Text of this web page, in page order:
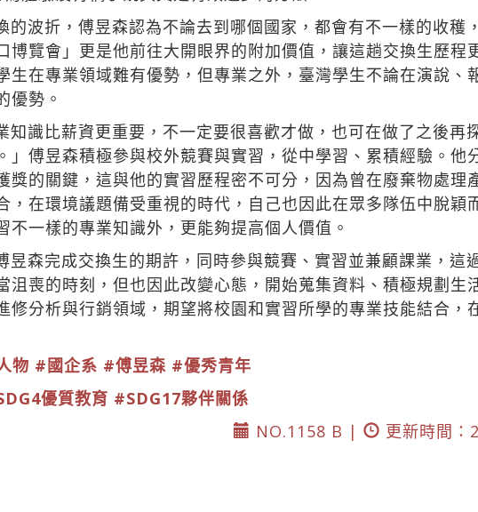
的波折，傅昱森認為不論去到哪個國家，都會有不一樣的收穫
博覽會」更是他前往大開眼界的附加價值，讓這趟交換生歷
生在專業領域難有優勢，但專業之外，臺灣學生不論在演說、
優勢。
知識比薪資更重要，不一定要很喜歡才做，也可在做了之後再
」傅昱森積極參與校外競賽與實習，從中學習、累積經驗。他
獎的關鍵，這與他的實習歷程密不可分，因為曾在廢棄物處理
，在環境議題備受重視的時代，自己也因此在眾多隊伍中脫穎
不一樣的專業知識外，更能夠提高個人價值。
昱森完成交換生的期許，同時參與競賽、實習並兼顧課業，這
沮喪的時刻，但也因此改變心態，開始蒐集資料、積極規劃生
修分析與行銷領域，期望將校園和實習所學的專業技能結合，
物 #國企系 #傅昱森 #優秀青年
優質教育 #SDG17夥伴關係
NO.1158 B |
更新時間